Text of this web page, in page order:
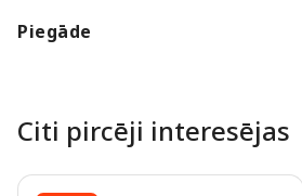
Piegāde
Citi pircēji interesējas